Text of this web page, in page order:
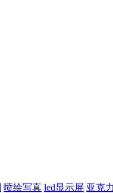
喷绘写真 led显示屏 亚克